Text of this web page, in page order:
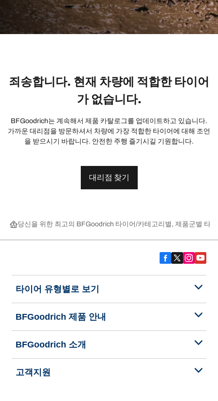
죄송합니다. 현재 차량에 적합한 타이어
가 없습니다.
BFGoodrich는 계속해서 제품 카탈로그를 업데이트하고 있습니다.
가까운 대리점을 방문하셔서 차량에 가장 적합한 타이어에 대해 조언
을 받으시기 바랍니다. 안전한 주행 즐기시길 기원합니다.
대리점 찾기
당신을 위한 최고의 BFGoodrich 타이어 카테고리별, 제품군별 타
타이어 유형별로 보기
BFGoodrich 제품 안내
BFGoodrich 소개
고객지원